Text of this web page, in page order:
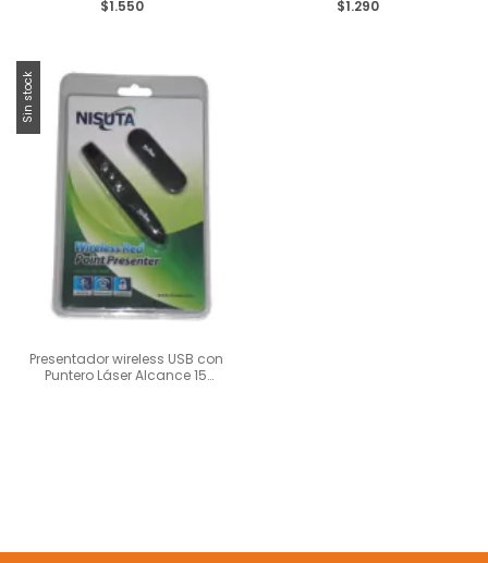
$1.550
$1.290
Sin stock
Presentador wireless USB con
Puntero Láser Alcance 15